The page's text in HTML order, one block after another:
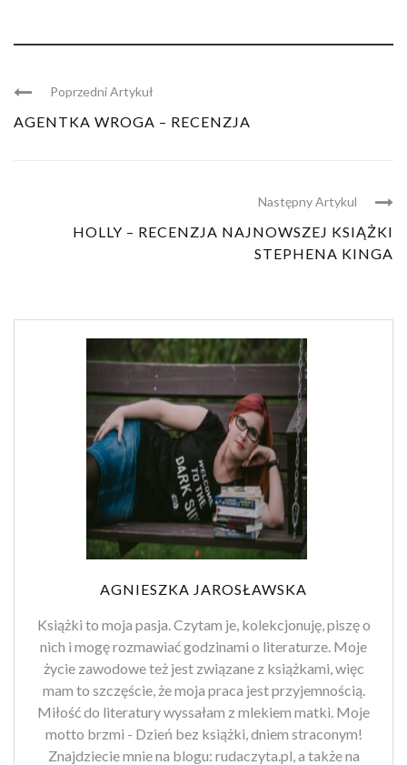
Poprzedni Artykuł
AGENTKA WROGA – RECENZJA
Następny Artykul
HOLLY – RECENZJA NAJNOWSZEJ KSIĄŻKI
STEPHENA KINGA
AGNIESZKA JAROSŁAWSKA
Książki to moja pasja. Czytam je, kolekcjonuję, piszę o
nich i mogę rozmawiać godzinami o literaturze. Moje
życie zawodowe też jest związane z książkami, więc
mam to szczęście, że moja praca jest przyjemnością.
Miłość do literatury wyssałam z mlekiem matki. Moje
motto brzmi - Dzień bez książki, dniem straconym!
Znajdziecie mnie na blogu: rudaczyta.pl, a także na